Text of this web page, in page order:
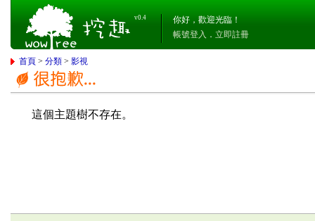
v0.4
你好，歡迎光臨！
帳號登入 ． 立即註冊
首頁 >分類 >影視
這個主題樹不存在。